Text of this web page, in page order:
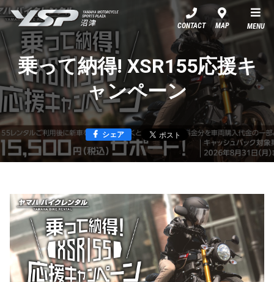
CONTACT MAP MENU
乗って納得! XSR155応援キ
ャンペーン
シェア